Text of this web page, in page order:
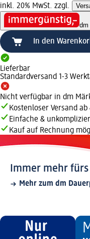
inkl. 20% MwSt. zzgl.
dm
In den
Lieferbar
Standardversand 1-3
Nicht verfügbar in dm
Kostenloser Versand
Einfache &
Kauf auf Rechnung
Immer mehr
Mehr zum dm